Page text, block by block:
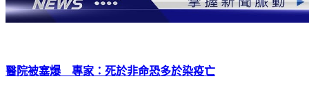
醫院被塞爆 專家：死於非命恐多於染疫亡